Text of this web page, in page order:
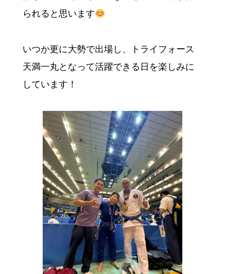
られると思います
いつか更に大勢で出場し、トライフォース
天満一丸となって活躍できる日を楽しみに
しています！